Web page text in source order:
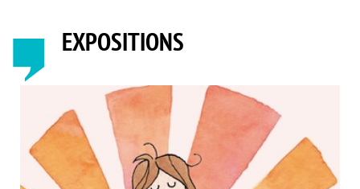
EXPOSITIONS